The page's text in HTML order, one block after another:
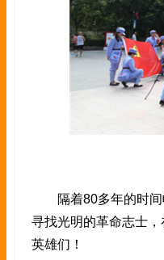
隔着80多年的时间
寻找光明的革命志士
英雄们！